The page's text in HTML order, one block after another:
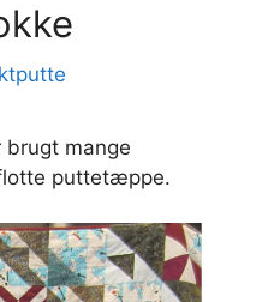
brugt mange
puttetæppe.